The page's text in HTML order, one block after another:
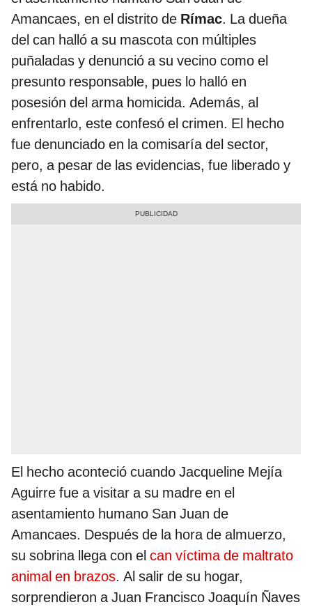
Amancaes, en el distrito de Rímac. La dueña
del can halló a su mascota con múltiples
puñaladas y denunció a su vecino como el
presunto responsable, pues lo halló en
posesión del arma homicida. Además, al
enfrentarlo, este confesó el crimen. El hecho
fue denunciado en la comisaría del sector,
pero, a pesar de las evidencias, fue liberado y
está no habido.
El hecho aconteció cuando Jacqueline Mejía
Aguirre fue a visitar a su madre en el
asentamiento humano San Juan de
Amancaes. Después de la hora de almuerzo,
su sobrina llega con el can víctima de maltrato
animal en brazos. Al salir de su hogar,
sorprendieron a Juan Francisco Joaquín Ñaves